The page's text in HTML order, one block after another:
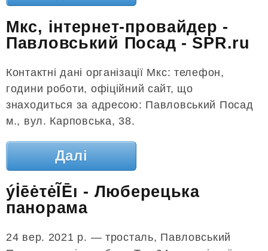
Мкс, інтернет-провайдер -
Павловський Посад - SPR.ru
Контактні дані організації Мкс: телефон,
години роботи, офіційний сайт, що
знаходиться за адресою: Павловський Посад
м., вул. Карповська, 38.
Далі
ýİēėτėĨĒı - Люберецька
панорама
24 вер. 2021 р. — тросталь, Павловський